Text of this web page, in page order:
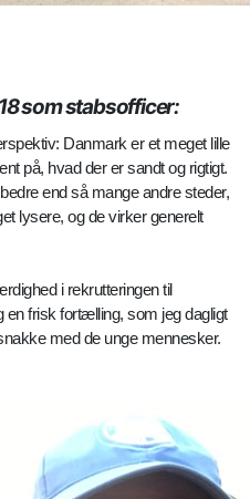
som stabsofficer:
Danmark er et meget lille
på, hvad der er sandt og rigtigt.
end så mange andre steder,
lysere, og de virker generelt
i rekrutteringen til
en frisk fortælling, som jeg dagligt
med de unge mennesker.